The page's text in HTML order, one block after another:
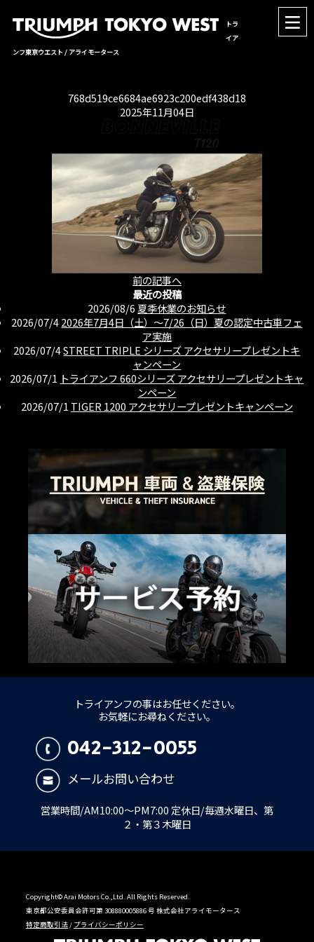
トラ
イア
ンフ東京ウエスト / アライモータース
768d519ce6684ae6923c200edf438d18
2025年11月04日
前の記事へ
最近の投稿
2026/08/6 夏季休業のお知らせ
2026/07/42026年7月4日（土）〜7/26（日）夏の認定中古車フェ
ア実施
2026/07/4STREET TRIPLE シリーズ アクセサリープレゼントキ
ャンペーン
2026/07/1 トライアンフ 660シリーズ アクセサリープレゼントキャ
ンペーン
2026/07/1 TIGER 1200 アクセサリープレゼントキャンペーン
トライアンフの事はお任せください。
お気軽にお尋ねください。
042-312-0055
メールお問い合わせ
営業時間/AM10:00～PM7:00 定休日/毎週水曜日、第
２・第３木曜日
Copyright© Arai Motors Co.,Ltd. All Rights Reserved.
東京都公安委員会許可第 308880005886 号 株式会社アライモータース
特定商取引法/ プライバシーポリシー